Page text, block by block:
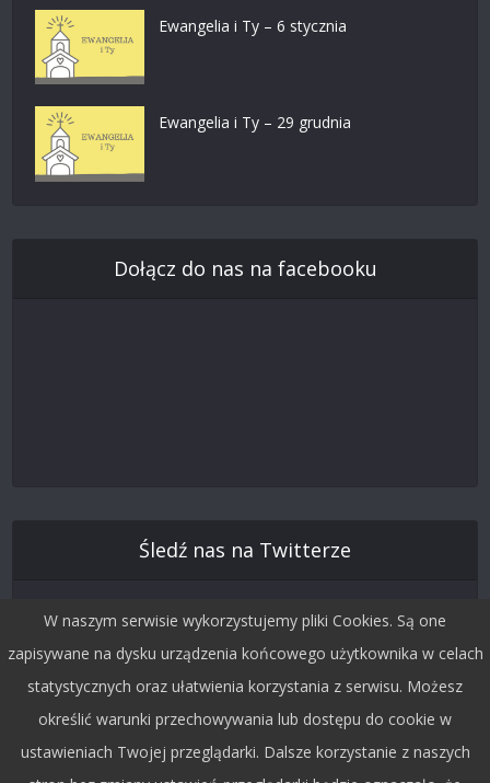
Ewangelia i Ty – 6 stycznia
Ewangelia i Ty – 29 grudnia
Dołącz do nas na facebooku
Śledź nas na Twitterze
W naszym serwisie wykorzystujemy pliki Cookies. Są one
zapisywane na dysku urządzenia końcowego użytkownika w celach
statystycznych oraz ułatwienia korzystania z serwisu. Możesz
określić warunki przechowywania lub dostępu do cookie w
ustawieniach Twojej przeglądarki. Dalsze korzystanie z naszych